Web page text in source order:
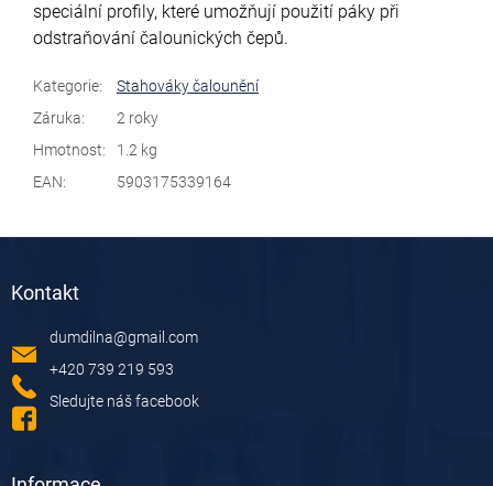
speciální profily, které umožňují použití páky při
odstraňování čalounických čepů.
Kategorie:
Stahováky čalounění
Záruka:
2 roky
Hmotnost:
1.2 kg
EAN: 5903175339164
Kontakt
dumdilna@gmail.com
+420 739 219 593
Sledujte náš facebook